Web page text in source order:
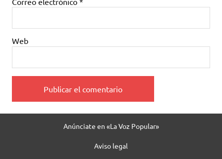
Web
Anúnciate en «La Voz Popular»
Aviso legal